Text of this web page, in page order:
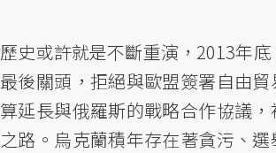
歷史或許就是不斷重演，2013年
最後關頭，拒絕與歐盟簽署自由
算延長與俄羅斯的戰略合作協議
之路。烏克蘭積年存在著貪污、